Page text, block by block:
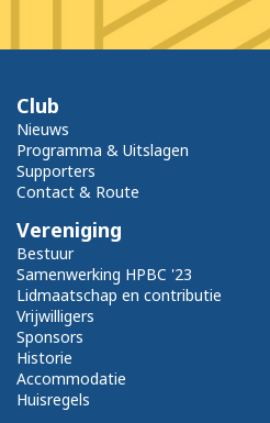
Club
Nieuws
Programma & Uitslagen
Supporters
Contact & Route
Vereniging
Bestuur
Samenwerking HPBC '23
Lidmaatschap en contributie
Vrijwilligers
Sponsors
Historie
Accommodatie
Huisregels